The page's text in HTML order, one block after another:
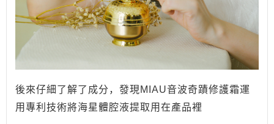
後來仔細了解了成分，發現MIAU音波奇蹟修護霜運
用專利技術將海星體腔液提取用在產品裡